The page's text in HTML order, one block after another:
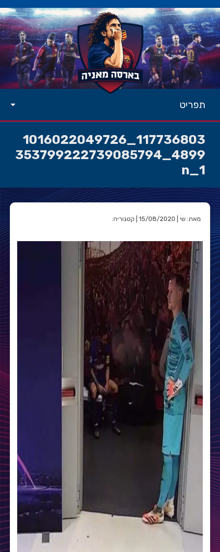
תפריט
117736803_1016022049726
4899_353799222739085794
1_n
מאת: שי | 15/08/2020 | קטגוריה: